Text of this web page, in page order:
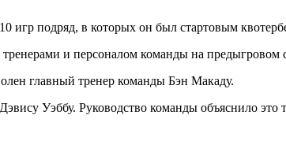
игр подряд, в которых он был стартовым
и персоналом команды на предыгровом
главный тренер команды Бэн Макаду.
Уэббу. Руководство команды объяснило это